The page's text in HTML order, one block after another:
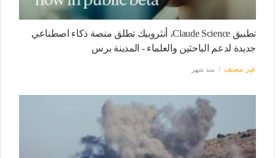
تطبيق Claude Science، أنثروبيك تطلق منصة ذكاء اصطناعي
جديدة لدعم الباحثين والعلماء - المدينة برس
غير مصنف منذ شهر